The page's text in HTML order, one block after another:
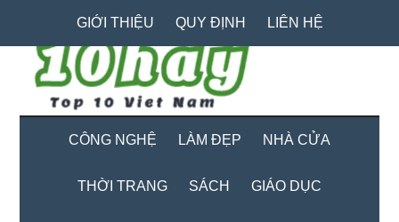
content
secondary
menu
primary
sidebar
GIỚI THIỆU QUY ĐỊNH LIÊN HỆ
CÔNG NGHỆ LÀM ĐẸP NHÀ CỬA
THỜI TRANG SÁCH GIÁO DỤC